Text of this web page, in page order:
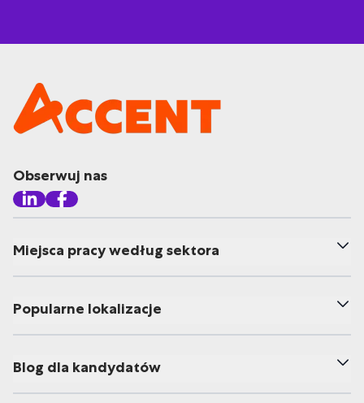
Obserwuj nas
Miejsca pracy według sektora
Popularne lokalizacje
Blog dla kandydatów